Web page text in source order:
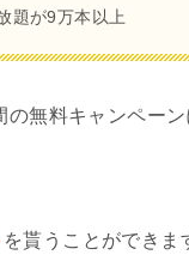
題が9万本以上
の無料キャンペー
を貰うことができま